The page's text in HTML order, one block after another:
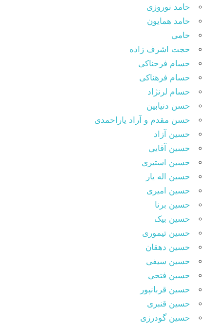
حامد نوروزی
حامد همایون
حامی
حجت اشرف زاده
حسام فرحناکی
حسام فرهناکی
حسام لرنژاد
حسن دنیابین
حسن مقدم و آراد یاراحمدی
حسین آزاد
حسین آقایی
حسین استیری
حسین اله یار
حسین امیری
حسین برنا
حسین بیک
حسین تیموری
حسین دهقان
حسین سیفی
حسین فتحی
حسین قربانپور
حسین قنبری
حسین گودرزی